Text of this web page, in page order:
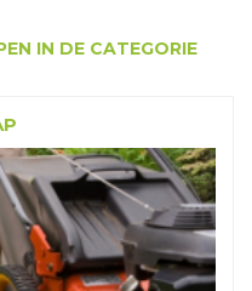
IN DE CATEGORIE